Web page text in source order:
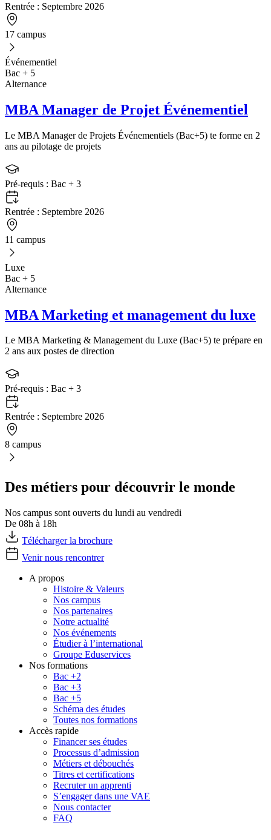
Rentrée : Septembre 2026
17 campus
Événementiel
Bac + 5
Alternance
MBA Manager de Projet Événementiel
Le MBA Manager de Projets Événementiels (Bac+5) te forme en 2
ans au pilotage de projets
Pré-requis : Bac + 3
Rentrée : Septembre 2026
11 campus
Luxe
Bac + 5
Alternance
MBA Marketing et management du luxe
Le MBA Marketing & Management du Luxe (Bac+5) te prépare en
2 ans aux postes de direction
Pré-requis : Bac + 3
Rentrée : Septembre 2026
8 campus
Des métiers pour découvrir le monde
Nos campus sont ouverts du lundi au vendredi
De 08h à 18h
Télécharger la brochure
Venir nous rencontrer
A propos
Histoire & Valeurs
Nos campus
Nos partenaires
Notre actualité
Nos événements
Étudier à l’international
Groupe Eduservices
Nos formations
Bac +2
Bac +3
Bac +5
Schéma des études
Toutes nos formations
Accès rapide
Financer ses études
Processus d’admission
Métiers et débouchés
Titres et certifications
Recruter un apprenti
S’engager dans une VAE
Nous contacter
FAQ